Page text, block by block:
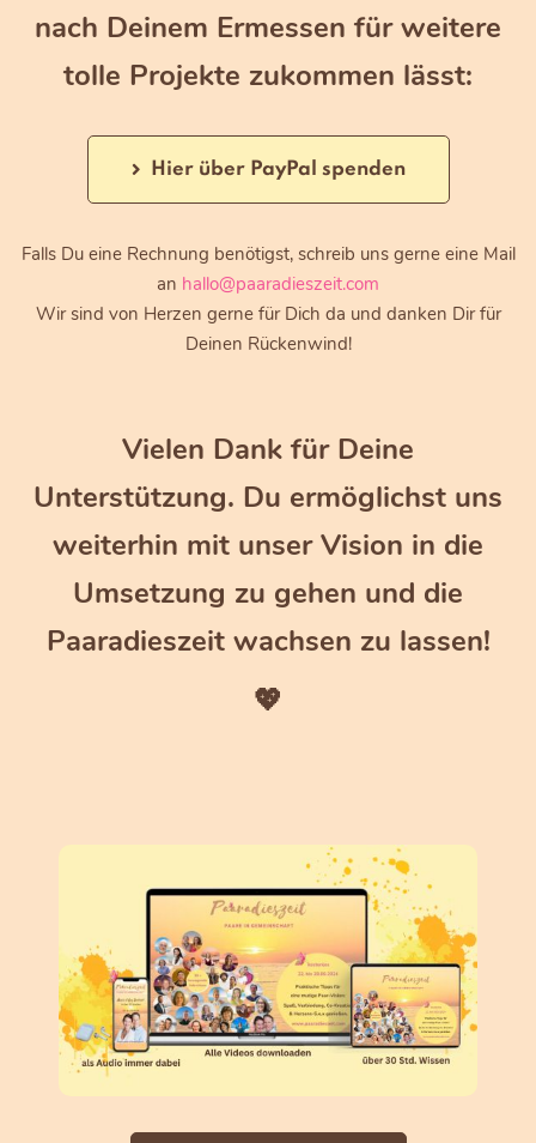
nach Deinem Ermessen für weitere
tolle Projekte zukommen lässt:
Hier über PayPal spenden
Falls Du eine Rechnung benötigst, schreib uns gerne eine Mail
an hallo@paaradieszeit.com
Wir sind von Herzen gerne für Dich da und danken Dir für
Deinen Rückenwind!
Vielen Dank für Deine
Unterstützung. Du ermöglichst uns
weiterhin mit unser Vision in die
Umsetzung zu gehen und die
Paaradieszeit wachsen zu lassen!
💖